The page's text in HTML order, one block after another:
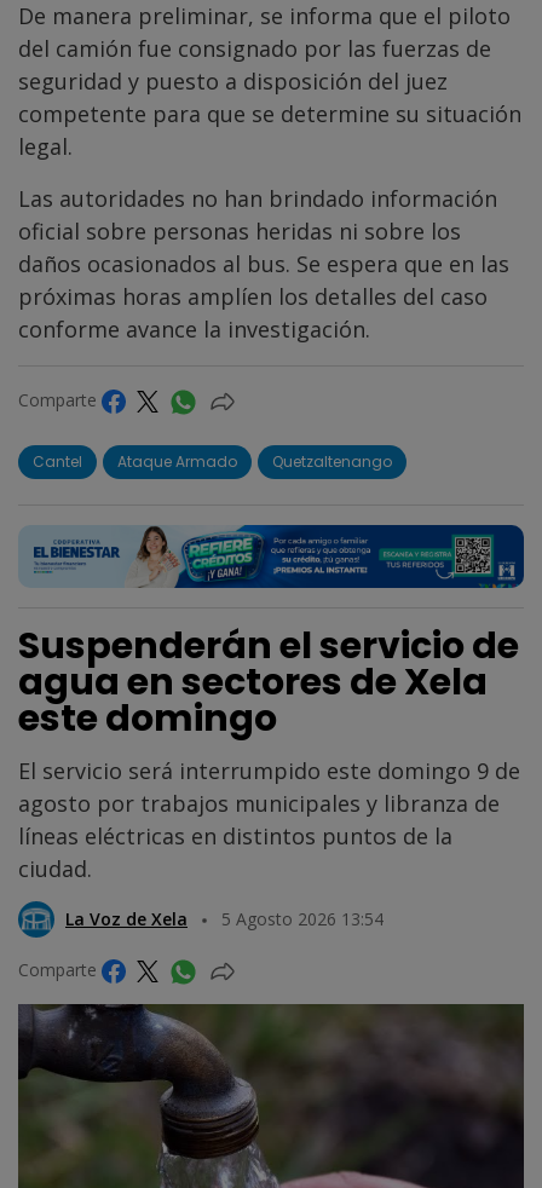
De manera preliminar, se informa que el piloto
del camión fue consignado por las fuerzas de
seguridad y puesto a disposición del juez
competente para que se determine su situación
legal.
Las autoridades no han brindado información
oficial sobre personas heridas ni sobre los
daños ocasionados al bus. Se espera que en las
próximas horas amplíen los detalles del caso
conforme avance la investigación.
Comparte
Cantel Ataque Armado Quetzaltenango
Suspenderán el servicio de
agua en sectores de Xela
este domingo
El servicio será interrumpido este domingo 9 de
agosto por trabajos municipales y libranza de
líneas eléctricas en distintos puntos de la
ciudad.
La Voz de Xela 5 Agosto 2026 13:54
Comparte